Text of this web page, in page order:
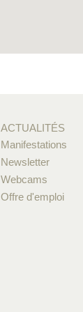
ACTUALITÉS
Manifestations
Newsletter
Webcams
Offre d'emploi